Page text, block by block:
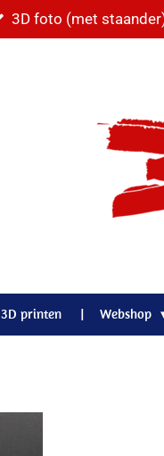
3D foto (met
3D printen Webshop